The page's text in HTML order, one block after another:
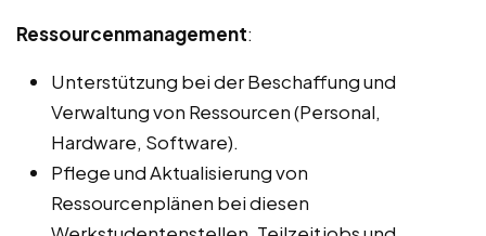
Ressourcenmanagement:
Unterstützung bei der Beschaffung und
Verwaltung von Ressourcen (Personal,
Hardware, Software).
Pflege und Aktualisierung von
Ressourcenplänen bei diesen